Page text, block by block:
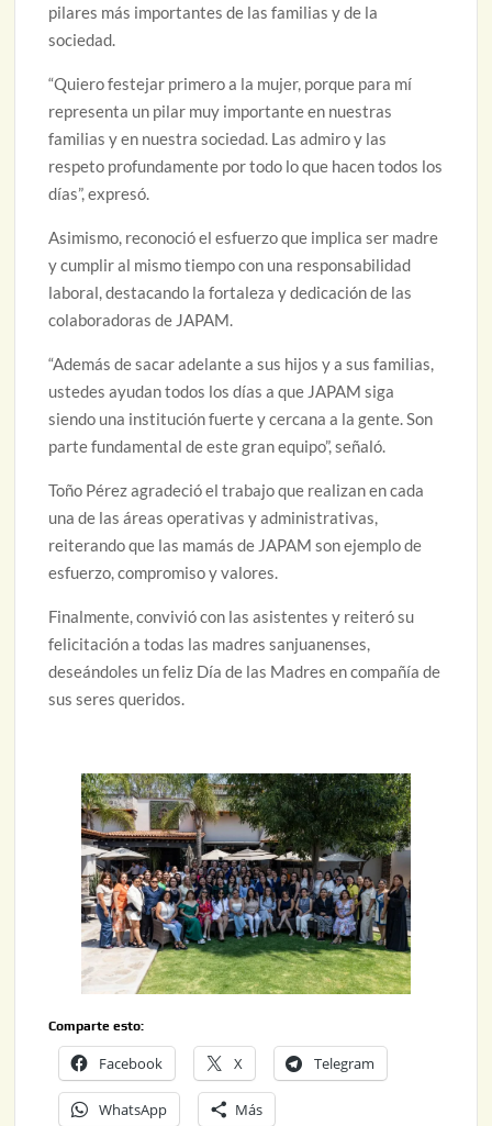
pilares más importantes de las familias y de la
sociedad.
“Quiero festejar primero a la mujer, porque para mí
representa un pilar muy importante en nuestras
familias y en nuestra sociedad. Las admiro y las
respeto profundamente por todo lo que hacen todos los
días”, expresó.
Asimismo, reconoció el esfuerzo que implica ser madre
y cumplir al mismo tiempo con una responsabilidad
laboral, destacando la fortaleza y dedicación de las
colaboradoras de JAPAM.
“Además de sacar adelante a sus hijos y a sus familias,
ustedes ayudan todos los días a que JAPAM siga
siendo una institución fuerte y cercana a la gente. Son
parte fundamental de este gran equipo”, señaló.
Toño Pérez agradeció el trabajo que realizan en cada
una de las áreas operativas y administrativas,
reiterando que las mamás de JAPAM son ejemplo de
esfuerzo, compromiso y valores.
Finalmente, convivió con las asistentes y reiteró su
felicitación a todas las madres sanjuanenses,
deseándoles un feliz Día de las Madres en compañía de
sus seres queridos.
Comparte esto:
Facebook X Telegram
WhatsApp Más